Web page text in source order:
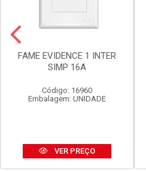
FAME EVIDENCE 1 INTER
SIMP 16A
Código: 16960
Embalagem: UNIDADE
VER PREÇO